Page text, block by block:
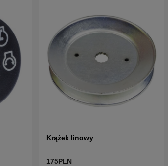
Krążek linowy
175PLN